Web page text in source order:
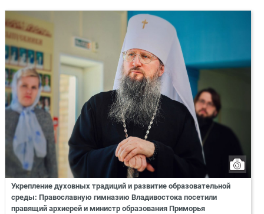
Укрепление духовных традиций и развитие образовательной
среды: Православную гимназию Владивостока посетили
правящий архиерей и министр образования Приморья